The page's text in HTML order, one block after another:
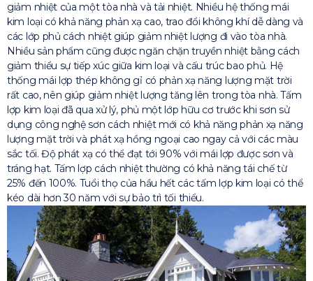
giảm nhiệt của một tòa nhà và tải nhiệt. Nhiều hệ thống mái
kim loại có khả năng phản xạ cao, trao đổi không khí dễ dàng và
các lớp phủ cách nhiệt giúp giảm nhiệt lượng đi vào tòa nhà.
Nhiều sản phẩm cũng được ngăn chặn truyền nhiệt bằng cách
giảm thiểu sự tiếp xúc giữa kim loại và cấu trúc bao phủ. Hệ
thống mái lợp thép không gỉ có phản xạ năng lượng mặt trời
rất cao, nên giúp giảm nhiệt lượng tăng lên trong tòa nhà. Tấm
lợp kim loại đã qua xử lý, phủ một lớp hữu cơ trước khi sơn sử
dụng công nghệ sơn cách nhiệt mới có khả năng phản xạ năng
lượng mặt trời và phát xạ hồng ngoại cao ngay cả với các màu
sắc tối. Độ phát xạ có thể đạt tới 90% với mái lợp được sơn và
tráng hạt. Tấm lợp cách nhiệt thường có khả năng tái chế từ
25% đến 100%. Tuổi thọ của hầu hết các tấm lợp kim loại có thể
kéo dài hơn 30 năm với sự bảo trì tối thiểu.